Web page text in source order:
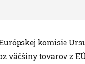
komisie
tovarov z